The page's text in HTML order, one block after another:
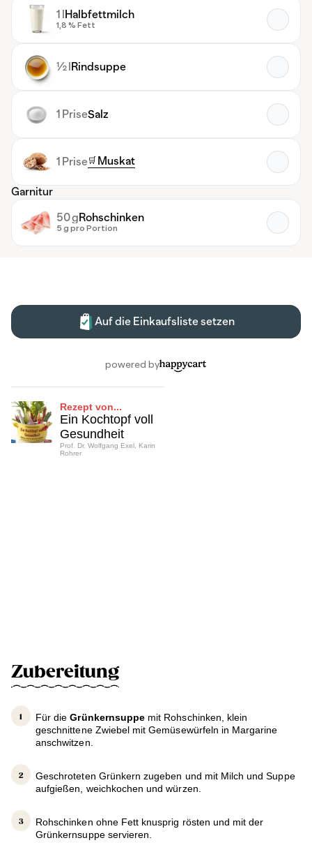
Rezept von...
Ein Kochtopf voll
Gesundheit
Prof. Dr. Wolfgang Exel, Karin
Rohrer
Zubereitung
Für dieGrünkernsuppe mit Rohschinken, klein
geschnittene Zwiebel mit Gemüsewürfeln in Margarine
anschwitzen.
Geschroteten Grünkern zugeben und mit Milch und Suppe
aufgießen, weichkochen und würzen.
Rohschinken ohne Fett knusprig rösten und mit der
Grünkernsuppe servieren.